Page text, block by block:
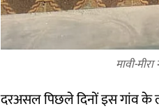
मावी-
दरअसल पिछले दिनों इस गांव के